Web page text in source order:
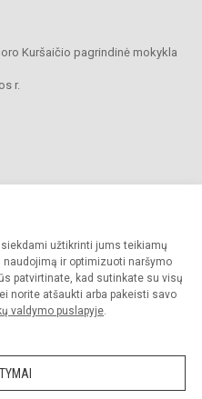
užtikrinti jums teikiamų
ir optimizuoti naršymo
patvirtinate, kad sutinkate su visų
norite atšaukti arba pakeisti savo
valdymo puslapyje.
Kuršaičio pagrindinė mokykla
r.
be raštiško įstaigos administracijos
draudžiama.
Slapukų politika